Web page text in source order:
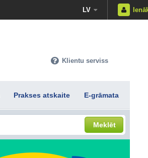
LV
Klientu serviss
Prakses atskaite E-grāmata
Meklēt